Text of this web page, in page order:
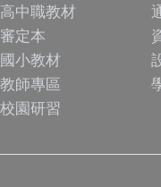
高中職教材
審定本
國小教材
教師專區
校園研習